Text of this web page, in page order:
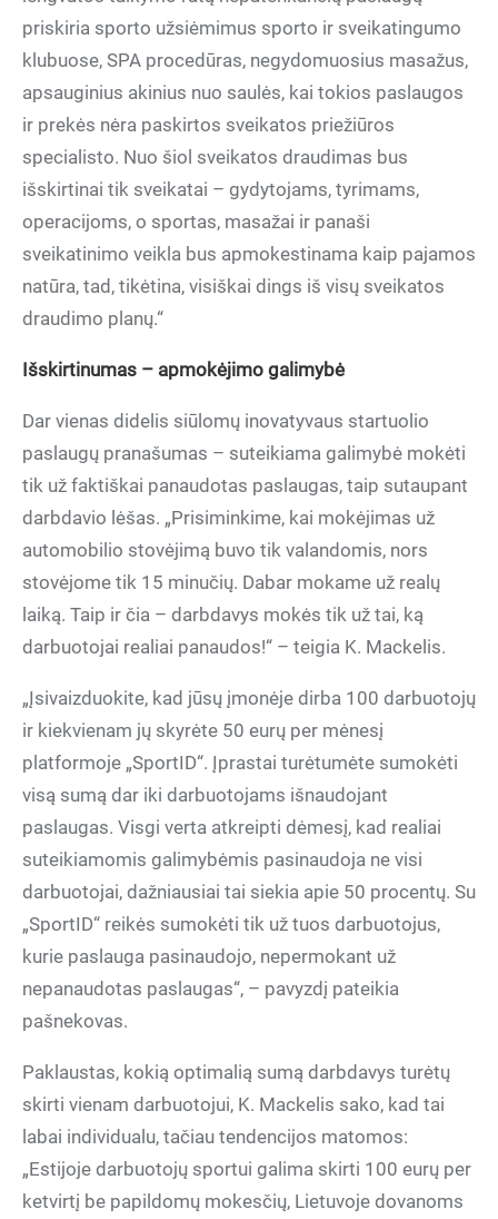
priskiria sporto užsiėmimus sporto ir sveikatingumo
klubuose, SPA procedūras, negydomuosius masažus,
apsauginius akinius nuo saulės, kai tokios paslaugos
ir prekės nėra paskirtos sveikatos priežiūros
specialisto. Nuo šiol sveikatos draudimas bus
išskirtinai tik sveikatai – gydytojams, tyrimams,
operacijoms, o sportas, masažai ir panaši
sveikatinimo veikla bus apmokestinama kaip pajamos
natūra, tad, tikėtina, visiškai dings iš visų sveikatos
draudimo planų.“
Išskirtinumas – apmokėjimo galimybė
Dar vienas didelis siūlomų inovatyvaus startuolio
paslaugų pranašumas – suteikiama galimybė mokėti
tik už faktiškai panaudotas paslaugas, taip sutaupant
darbdavio lėšas. „Prisiminkime, kai mokėjimas už
automobilio stovėjimą buvo tik valandomis, nors
stovėjome tik 15 minučių. Dabar mokame už realų
laiką. Taip ir čia – darbdavys mokės tik už tai, ką
darbuotojai realiai panaudos!“ – teigia K. Mackelis.
„Įsivaizduokite, kad jūsų įmonėje dirba 100 darbuotojų
ir kiekvienam jų skyrėte 50 eurų per mėnesį
platformoje „SportID“. Įprastai turėtumėte sumokėti
visą sumą dar iki darbuotojams išnaudojant
paslaugas. Visgi verta atkreipti dėmesį, kad realiai
suteikiamomis galimybėmis pasinaudoja ne visi
darbuotojai, dažniausiai tai siekia apie 50 procentų. Su
„SportID“ reikės sumokėti tik už tuos darbuotojus,
kurie paslauga pasinaudojo, nepermokant už
nepanaudotas paslaugas“, – pavyzdį pateikia
pašnekovas.
Paklaustas, kokią optimalią sumą darbdavys turėtų
skirti vienam darbuotojui, K. Mackelis sako, kad tai
labai individualu, tačiau tendencijos matomos:
„Estijoje darbuotojų sportui galima skirti 100 eurų per
ketvirtį be papildomų mokesčių, Lietuvoje dovanoms